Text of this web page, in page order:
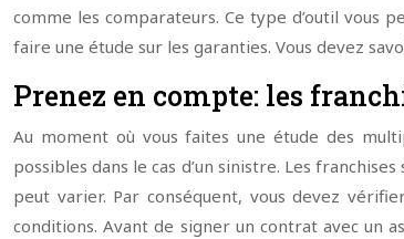
comme les comparateurs. Ce type d’outil vous
faire une étude sur les garanties. Vous devez
Prenez en compte: les
Au moment où vous faites une étude des
possibles dans le cas d’un sinistre. Les
peut varier. Par conséquent, vous devez
conditions. Avant de signer un contrat avec un